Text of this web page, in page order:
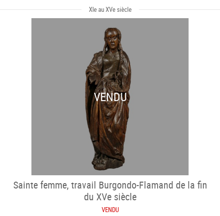
XIe au XVe siècle
VENDU
Sainte femme, travail Burgondo-Flamand de la fin
du XVe siècle
VENDU